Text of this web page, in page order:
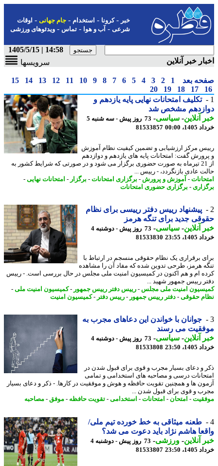
-کرونا-استخدام- جام جهانی-اوقات
شرعی-آب و هوا-تماس-ویدئوهای ورزشی
14:58 | 1405/5/15
خبر آنلاین
سرویسها
بعد 1
2
3
4
5
6
7
8
9
10
11
12
13
14
15
17
18
19
20
تکلیف امتحانات نهایی پایه یازدهم و
مشخص شد
آنلاین-سیاسی-
73 روز پیش - سه شنبه 5
00:00
81533857
مرکز ارزشیابی و تضمین کیفیت نظام آموزش
گفت: امتحانات پایه های یازدهم و دوازدهم
از 21 تیرماه به صورت حضوری برگزار می شود و در صورتی که شرایط کشور به
عادی بازنگردد، - رییس ...
-آموزش و پرورش-برگزاری امتحانات-برگزار - امتحانات نهایی-
- برگزاری حضوری امتحانات
پیشنهاد رییس دفتر رییسی برای نظام
جدید برای تنگه هرمز
آنلاین-سیاسی-
73 روز پیش - دوشنبه 4
23:55
81533830
برقراری یک نظام حقوقی منسجم در ارتباط با
هرمز، طرحی تدوین شده که مفاد آن را مشاهده
ام و هم اکنون در کمیسیون امنیت ملی مجلس در حال بررسی است. - رییس
رییس جمهور شهید ...
امنیت ملی مجلس-رییس دفتر رییس جمهور-کمیسیون امنیت ملی -
حقوقی-دفتر رییس جمهور-رییس دفتر -کمیسیون امنیت
جوانان با خواندن این دعاهای مجرب به
می رسند
آنلاین-سیاسی-
73 روز پیش - دوشنبه 4
23:50
81533808
و دعای بسیار مجرب و قوی برای قبول شدن در
درسی و مصاحبه های استخدامی و تمامی
ها و همچنین تقویت حافظه و هوش و موفقیت در کارها. - ذکر و دعای بسیار
و قوی برای قبول شدن ...
-امتحان-امتحانات-استخدامی-تقویت حافظه-موفق-مصاحبه
طعنه میثاقی به خط خورده تیم ملی/
هاشم نژاد باید دعوت می شد؟
آنلاین-ورزشی-
73 روز پیش - دوشنبه 4
23:50
81533807